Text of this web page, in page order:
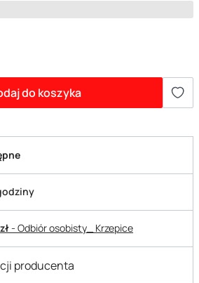
do koszyka
- Odbiór osobisty_ Krzepice
producenta